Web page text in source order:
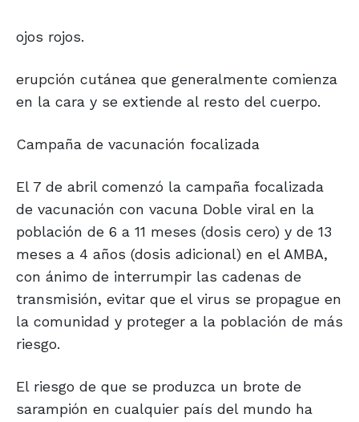
ojos rojos.
erupción cutánea que generalmente comienza
en la cara y se extiende al resto del cuerpo.
Campaña de vacunación focalizada
El 7 de abril comenzó la campaña focalizada
de vacunación con vacuna Doble viral en la
población de 6 a 11 meses (dosis cero) y de 13
meses a 4 años (dosis adicional) en el AMBA,
con ánimo de interrumpir las cadenas de
transmisión, evitar que el virus se propague en
la comunidad y proteger a la población de más
riesgo.
El riesgo de que se produzca un brote de
sarampión en cualquier país del mundo ha